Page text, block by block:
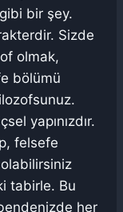
bir şey.
Sizde
olmak,
bölümü
yapınızdır.
felsefe
tabirle. Bu
her